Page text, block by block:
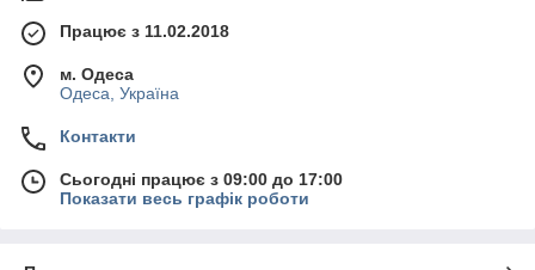
Працює з 11.02.2018
м. Одеса
Одеса, Україна
Контакти
Сьогодні працює з 09:00 до 17:00
Показати весь графік роботи